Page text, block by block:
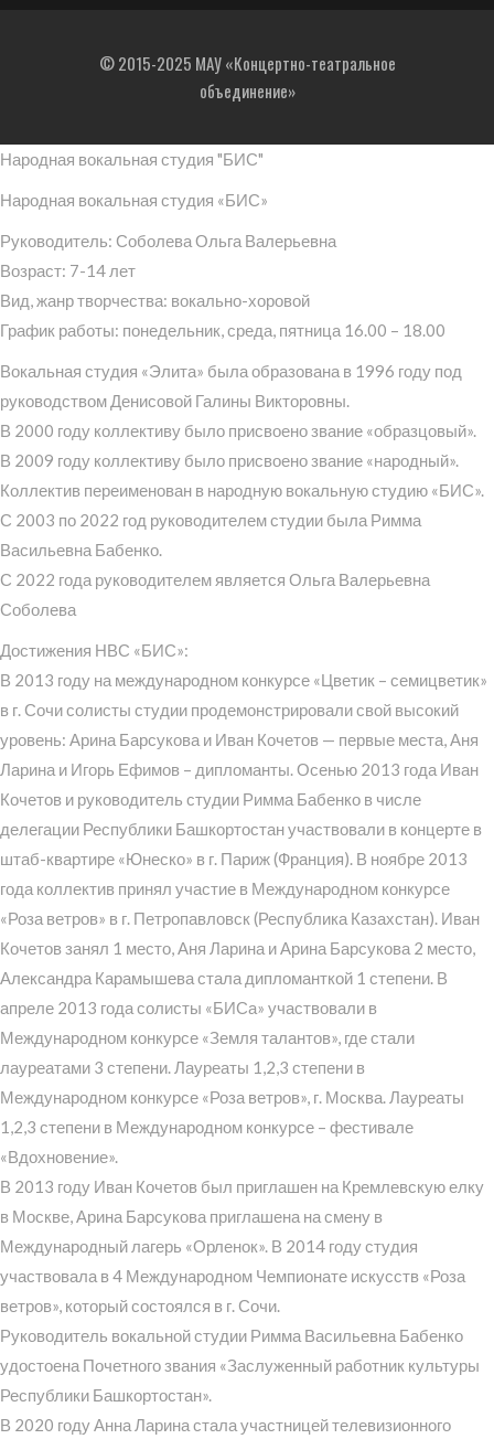
© 2015-2025 МАУ «Концертно-театральное
объединение»
Народная вокальная студия "БИС"
Народная вокальная студия «БИС»
Руководитель: Соболева Ольга Валерьевна
Возраст: 7-14 лет
Вид, жанр творчества: вокально-хоровой
График работы: понедельник, среда, пятница 16.00 – 18.00
Вокальная студия «Элита» была образована в 1996 году под
руководством Денисовой Галины Викторовны.
В 2000 году коллективу было присвоено звание «образцовый».
В 2009 году коллективу было присвоено звание «народный».
Коллектив переименован в народную вокальную студию «БИС».
С 2003 по 2022 год руководителем студии была Римма
Васильевна Бабенко.
С 2022 года руководителем является Ольга Валерьевна
Соболева
Достижения НВС «БИС»:
В 2013 году на международном конкурсе «Цветик – семицветик»
в г. Сочи солисты студии продемонстрировали свой высокий
уровень: Арина Барсукова и Иван Кочетов — первые места, Аня
Ларина и Игорь Ефимов – дипломанты. Осенью 2013 года Иван
Кочетов и руководитель студии Римма Бабенко в числе
делегации Республики Башкортостан участвовали в концерте в
штаб-квартире «Юнеско» в г. Париж (Франция). В ноябре 2013
года коллектив принял участие в Международном конкурсе
«Роза ветров» в г. Петропавловск (Республика Казахстан). Иван
Кочетов занял 1 место, Аня Ларина и Арина Барсукова 2 место,
Александра Карамышева стала дипломанткой 1 степени. В
апреле 2013 года солисты «БИСа» участвовали в
Международном конкурсе «Земля талантов», где стали
лауреатами 3 степени. Лауреаты 1,2,3 степени в
Международном конкурсе «Роза ветров», г. Москва. Лауреаты
1,2,3 степени в Международном конкурсе – фестивале
«Вдохновение».
В 2013 году Иван Кочетов был приглашен на Кремлевскую елку
в Москве, Арина Барсукова приглашена на смену в
Международный лагерь «Орленок». В 2014 году студия
участвовала в 4 Международном Чемпионате искусств «Роза
ветров», который состоялся в г. Сочи.
Руководитель вокальной студии Римма Васильевна Бабенко
удостоена Почетного звания «Заслуженный работник культуры
Республики Башкортостан».
В 2020 году Анна Ларина стала участницей телевизионного